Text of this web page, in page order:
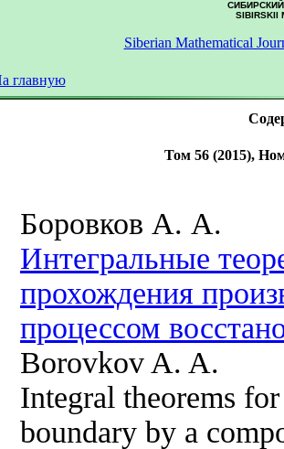
SIBIRSKII
Siberian Mathematical
главную
Том 56 (2015),
Боровков А. А.
Интегральные
прохождения
процессом
Borovkov A. A.
Integral theorems
boundary by a